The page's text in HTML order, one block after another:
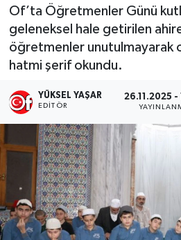
Of’ta Öğretmenler Günü
geleneksel hale getirilen
öğretmenler unutulmayarak
hatmi şerif okundu.
YÜKSEL YAŞAR
EDITÖR
26.11.2025 -
Süper Lig Puan Durumu
Tüm Manşetler
Son Dakika Haberleri
Haber Arşivi